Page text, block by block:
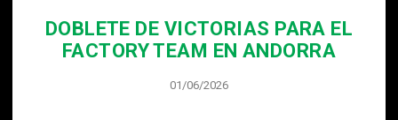
DOBLETE DE VICTORIAS PARA EL
FACTORY TEAM EN ANDORRA
01/06/2026